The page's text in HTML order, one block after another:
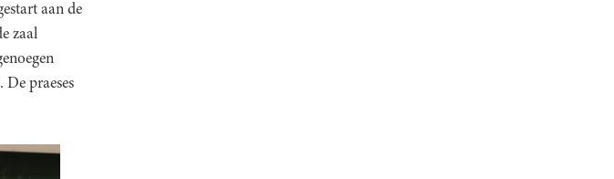
aan de
zaal
praeses